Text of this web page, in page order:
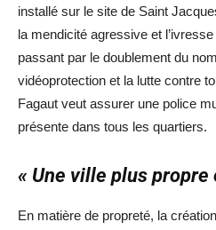
installé sur le site de Saint
la mendicité agressive et
passant par le doublement du
vidéoprotection et la lutte contre
Fagaut veut assurer une police
présente dans tous les quartiers.
« Une ville plus
En matière de propreté, la